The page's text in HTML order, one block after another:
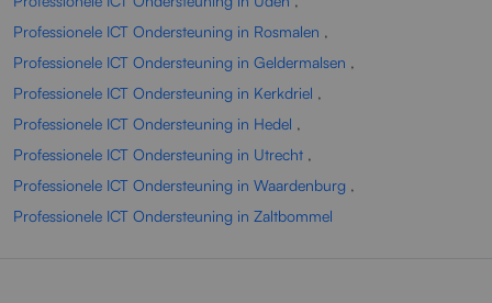
Professionele ICT Ondersteuning in Rosmalen ,
Professionele ICT Ondersteuning in Geldermalsen ,
Professionele ICT Ondersteuning in Kerkdriel ,
Professionele ICT Ondersteuning in Hedel ,
Professionele ICT Ondersteuning in Utrecht ,
Professionele ICT Ondersteuning in Waardenburg ,
Professionele ICT Ondersteuning in Zaltbommel